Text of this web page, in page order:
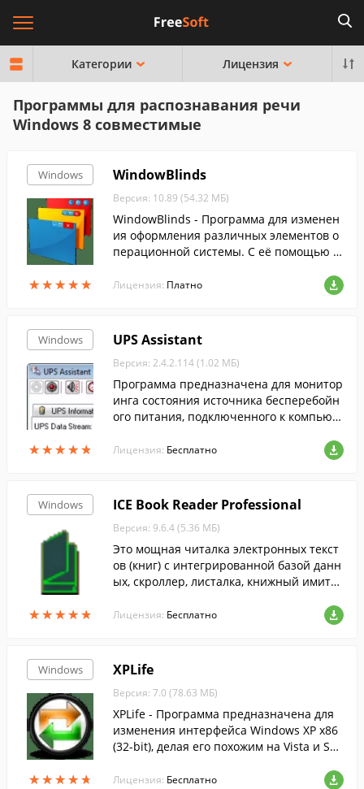
Категории Лицензия
Программы для распознавания речи
Windows 8 совместимые
Windows
★★★★★
★★★★★
WindowBlinds
Версия: 10.89 (54.32 МБ)
WindowBlinds - Программа для изменен
ия оформления различных элементов о
перационной системы. С её помощью м
роить тему оформления и многое друго
Лицензия: Платно
Windows
★★★★★
★★★★★
UPS Assistant
Версия: 2.4.2.114 (1.02 МБ)
Программа предназначена для монитор
инга состояния источника бесперебойн
ого питания, подключенного к компьют
ивающего протокол Megatec.
Лицензия: Бесплатно
Windows
★★★★★
★★★★★
ICE Book Reader Professional
Версия: 9.6.4 (5.36 МБ)
Это мощная читалка электронных текст
ов (книг) с интегрированной базой данн
ых, скроллер, листалка, книжный имитат
здавать MP3, видео книги и слайдшоу....
Лицензия: Бесплатно
Windows
★★★★★
★★★★★
XPLife
Версия: 7.0 (78.63 МБ)
XPLife - Программа предназначена для
изменения интерфейса Windows XP x86
(32-bit), делая его похожим на Vista и Sev
Лицензия: Бесплатно